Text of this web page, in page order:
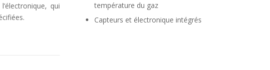
qui
température du gaz
Capteurs et électronique intégrés